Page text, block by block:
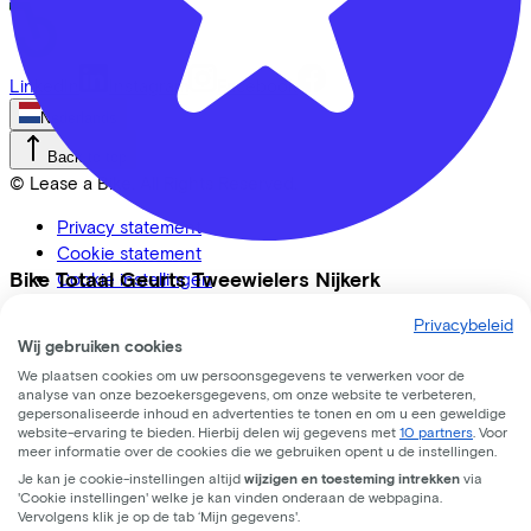
Bike Totaal Geurts Tweewielers Nijkerk
3861 JA Nijkerk
LinkedIn Instagram Facebook
Nederlands
Back to top
© Lease a Bike. All Rights Reserved.
Privacy statement
Cookie statement
Cookie instellingen
Privacybeleid
Wij gebruiken cookies
We plaatsen cookies om uw persoonsgegevens te verwerken voor de
analyse van onze bezoekersgegevens, om onze website te verbeteren,
gepersonaliseerde inhoud en advertenties te tonen en om u een geweldige
website-ervaring te bieden. Hierbij delen wij gegevens met 10 partners . Voor
meer informatie over de cookies die we gebruiken opent u de instellingen.
Je kan je cookie-instellingen altijd wijzigen en toesteming intrekken via
'Cookie instellingen' welke je kan vinden onderaan de webpagina.
Vervolgens klik je op de tab ‘Mijn gegevens'.